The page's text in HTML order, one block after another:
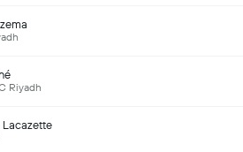
Riyadh
Lacazette